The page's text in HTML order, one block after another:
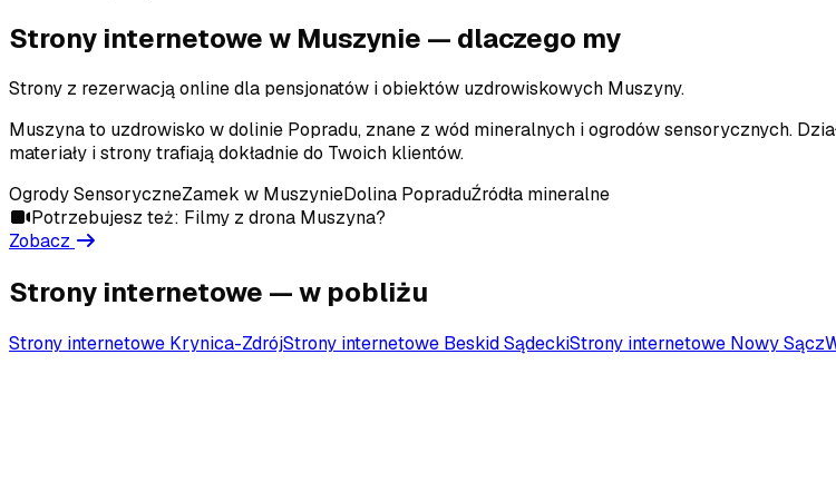
Strony internetowew Muszynie — dlaczego my
Strony z rezerwacją online dla pensjonatów i obiektów uzdrowiskowych Muszyny.
Muszyna to uzdrowisko w dolinie Popradu, znane z wód mineralnych i ogrodów sensorycznych.
materiały i strony trafiają dokładnie do Twoich klientów.
Ogrody SensoryczneZamek w MuszynieDolina PopraduŹródła mineralne
Potrzebujesz też: Filmy z drona Muszyna?
Zobacz
Strony internetowe — w pobliżu
Strony internetowe Krynica-ZdrójStrony internetowe Beskid SądeckiStrony internetowe Nowy Sącz